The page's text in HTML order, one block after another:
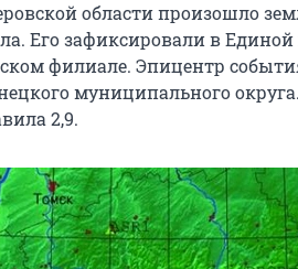
области произошло
Его зафиксировали в
филиале. Эпицентр
муниципального
2,9.